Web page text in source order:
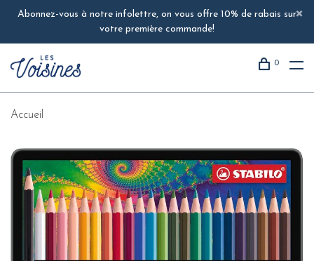
Abonnez-vous à notre infolettre, on vous offre 10% de rabais sur
votre première commande!
0
Accueil